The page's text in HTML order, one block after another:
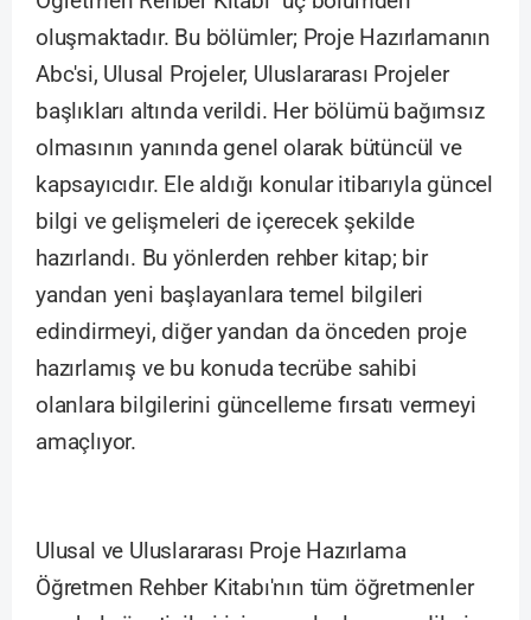
oluşmaktadır. Bu bölümler; Proje Hazırlamanın
Abc'si, Ulusal Projeler, Uluslararası Projeler
başlıkları altında verildi. Her bölümü bağımsız
olmasının yanında genel olarak bütüncül ve
kapsayıcıdır. Ele aldığı konular itibarıyla güncel
bilgi ve gelişmeleri de içerecek şekilde
hazırlandı. Bu yönlerden rehber kitap; bir
yandan yeni başlayanlara temel bilgileri
edindirmeyi, diğer yandan da önceden proje
hazırlamış ve bu konuda tecrübe sahibi
olanlara bilgilerini güncelleme fırsatı vermeyi
amaçlıyor.
Ulusal ve Uluslararası Proje Hazırlama
Öğretmen Rehber Kitabı'nın tüm öğretmenler